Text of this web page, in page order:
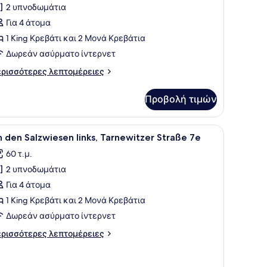
2 υπνοδωμάτια
Για 4 άτομα
1 King Κρεβάτι και 2 Μονά Κρεβάτια
Δωρεάν ασύρματο ίντερνετ
λεπτομέρειες
Προβολή τιμών
σαλονιού με ένα βάζο λουλούδια, μια τηλεόραση
Ένα διώροφο σπίτι με κόκκινη
8den Salzwiesen links, Tarnewitzer Straße 7e
60 τ.μ.
2 υπνοδωμάτια
Για 4 άτομα
1 King Κρεβάτι και 2 Μονά Κρεβάτια
Δωρεάν ασύρματο ίντερνετ
λεπτομέρειες